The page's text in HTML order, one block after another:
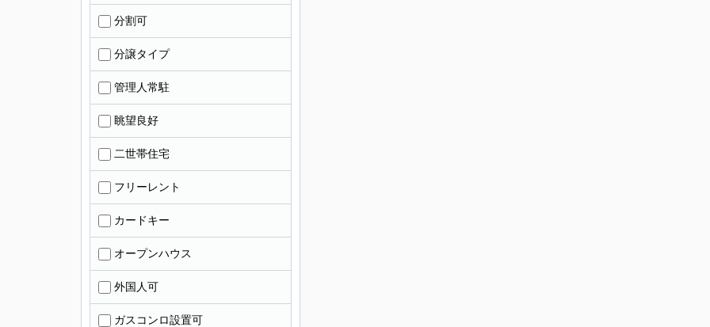
分割可
分譲タイプ
管理人常駐
眺望良好
二世帯住宅
フリーレント
カードキー
オープンハウス
外国人可
ガスコンロ設置可